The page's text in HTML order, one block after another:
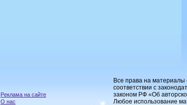
Реклама на сайте
О нас
Все права на материалы
соответствии с
законом РФ «Об
Любое использование